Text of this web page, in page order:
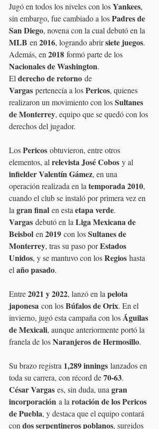
Jugó en todos los niveles con los Yankees,
sin embargo, fue cambiado a los Padres de
San Diego, novena con la cual debutó en la
MLB en 2016, logrando abrir siete juegos.
Además, en 2018 formó parte de los
Nacionales de Washington.
El derecho de retorno de
Vargas pertenecía a los Pericos, quienes
realizaron un movimiento con los Sultanes
de Monterrey, equipo que se quedó con los
derechos del jugador.
Los Pericos obtuvieron, entre otros
elementos, al relevista José Cobos y al
infielder Valentín Gámez, en una
operación realizada en la temporada 2010,
cuando el club se instaló por primera vez en
la gran final en esta etapa verde.
Vargas debutó en la Liga Mexicana de
Beisbol en 2019 con los Sultanes de
Monterrey, tras su paso por Estados
Unidos, y se mantuvo con los Regios hasta
el año pasado.
Entre 2021 y 2022, lanzó en la pelota
japonesa con los Búfalos de Orix. En el
invierno, jugó esta campaña con los Águilas
de Mexicali, aunque anteriormente portó la
franela de los Naranjeros de Hermosillo.
Su brazo registra 1,289 innings lanzados en
toda su carrera, con récord de 70-63.
César Vargas es, sin duda, una gran
incorporación a la rotación de los Pericos
de Puebla, y destaca que el equipo contará
con dos serpentineros poblanos, surgidos